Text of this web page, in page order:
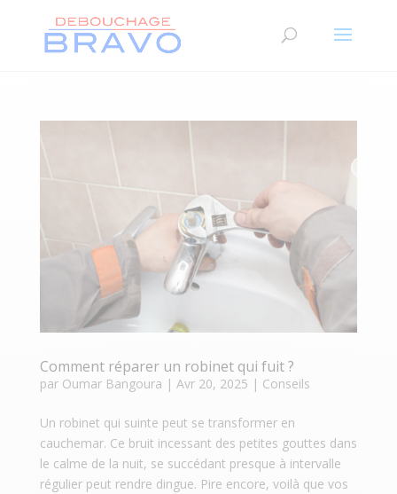
Comment réparer un robinet qui fuit ?
par Oumar Bangoura | Avr 20, 2025 | Conseils
Un robinet qui suinte peut se transformer en
cauchemar. Ce bruit incessant des petites gouttes dans
le calme de la nuit, se succédant presque à intervalle
régulier peut rendre dingue. Pire encore, voilà que vos